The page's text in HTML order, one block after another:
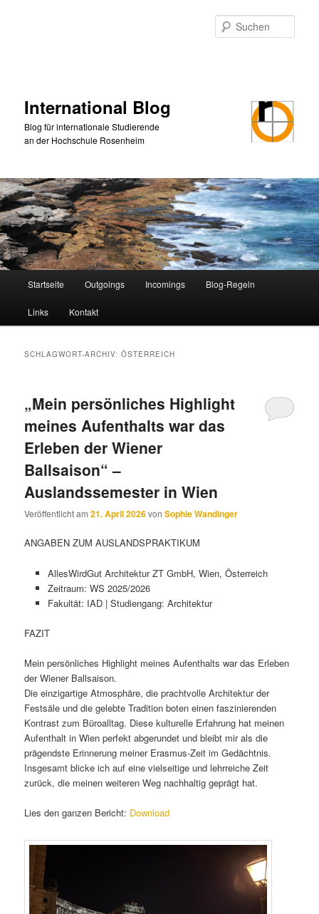
International Blog
Blog für internationale Studierende
an der Hochschule Rosenheim
Startseite Outgoings Incomings Blog-Regeln
Links Kontakt
SCHLAGWORT-ARCHIV:ÖSTERREICH
„Mein persönliches Highlight
meines Aufenthalts war das
Erleben der Wiener
Ballsaison“ –
Auslandssemester in Wien
Veröffentlicht am21. April 2026vonSophie Wandinger
ANGABEN ZUM AUSLANDSPRAKTIKUM
AllesWirdGut Architektur ZT GmbH, Wien, Österreich
Zeitraum: WS 2025/2026
Fakultät: IAD | Studiengang: Architektur
FAZIT
Mein persönliches Highlight meines Aufenthalts war das Erleben
der Wiener Ballsaison.
Die einzigartige Atmosphäre, die prachtvolle Architektur der
Festsäle und die gelebte Tradition boten einen faszinierenden
Kontrast zum Büroalltag. Diese kulturelle Erfahrung hat meinen
Aufenthalt in Wien perfekt abgerundet und bleibt mir als die
prägendste Erinnerung meiner Erasmus-Zeit im Gedächtnis.
Insgesamt blicke ich auf eine vielseitige und lehrreiche Zeit
zurück, die meinen weiteren Weg nachhaltig geprägt hat.
Lies den ganzen Bericht: Download